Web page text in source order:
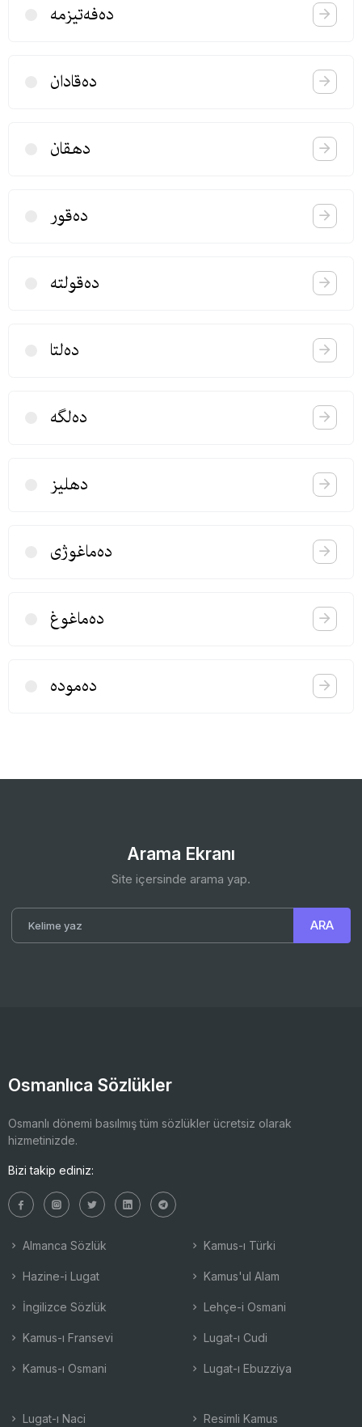
ده‌فه‌تیزمه
ده‌قادان
دهقان
ده‌قور
ده‌قولته
ده‌لتا
ده‌لگه
دهلیز
ده‌ماغوژی
ده‌ماغوغ
ده‌موده
Arama Ekranı
Site içersinde arama yap.
Osmanlıca Sözlükler
Osmanlı dönemi basılmış tüm sözlükler ücretsiz olarak
hizmetinizde.
Bizi takip ediniz:
Almanca Sözlük
Hazine-i Lugat
İngilizce Sözlük
Kamus-ı Fransevi
Kamus-ı Osmani
Kamus-ı Türki
Kamus'ul Alam
Lehçe-i Osmani
Lugat-ı Cudi
Lugat-ı Ebuzziya
Lugat-ı Naci Resimli Kamus